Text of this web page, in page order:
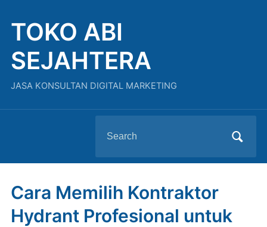
TOKO ABI
SEJAHTERA
JASA KONSULTAN DIGITAL MARKETING
for:
Cara Memilih Kontraktor
Hydrant Profesional untuk